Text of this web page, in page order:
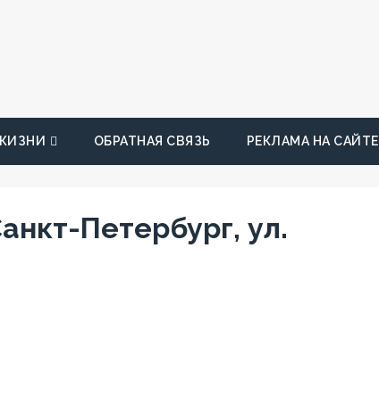
ОБРАТНАЯ СВЯЗЬ РЕКЛАМА НА САЙТЕ
Петербург, ул.